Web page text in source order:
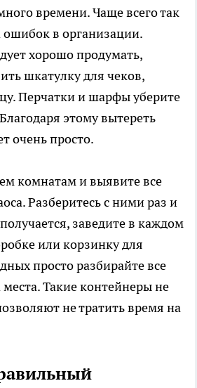
времени. Чаще всего так
ошибок в организации.
хорошо продумать,
шкатулку для чеков,
Перчатки и шарфы уберите
этому вытереть
очень просто.
комнатам и выявите все
Разберитесь с ними раз и
заведите в каждом
или корзинку для
просто разбирайте все
места. Такие контейнеры не
не тратить время на